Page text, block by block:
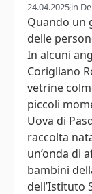
24.04.2025in
Quando un
delle
In alcuni
Corigliano
vetrine
piccoli
Uova di
raccolta
un’onda di
bambini
dell’Istituto